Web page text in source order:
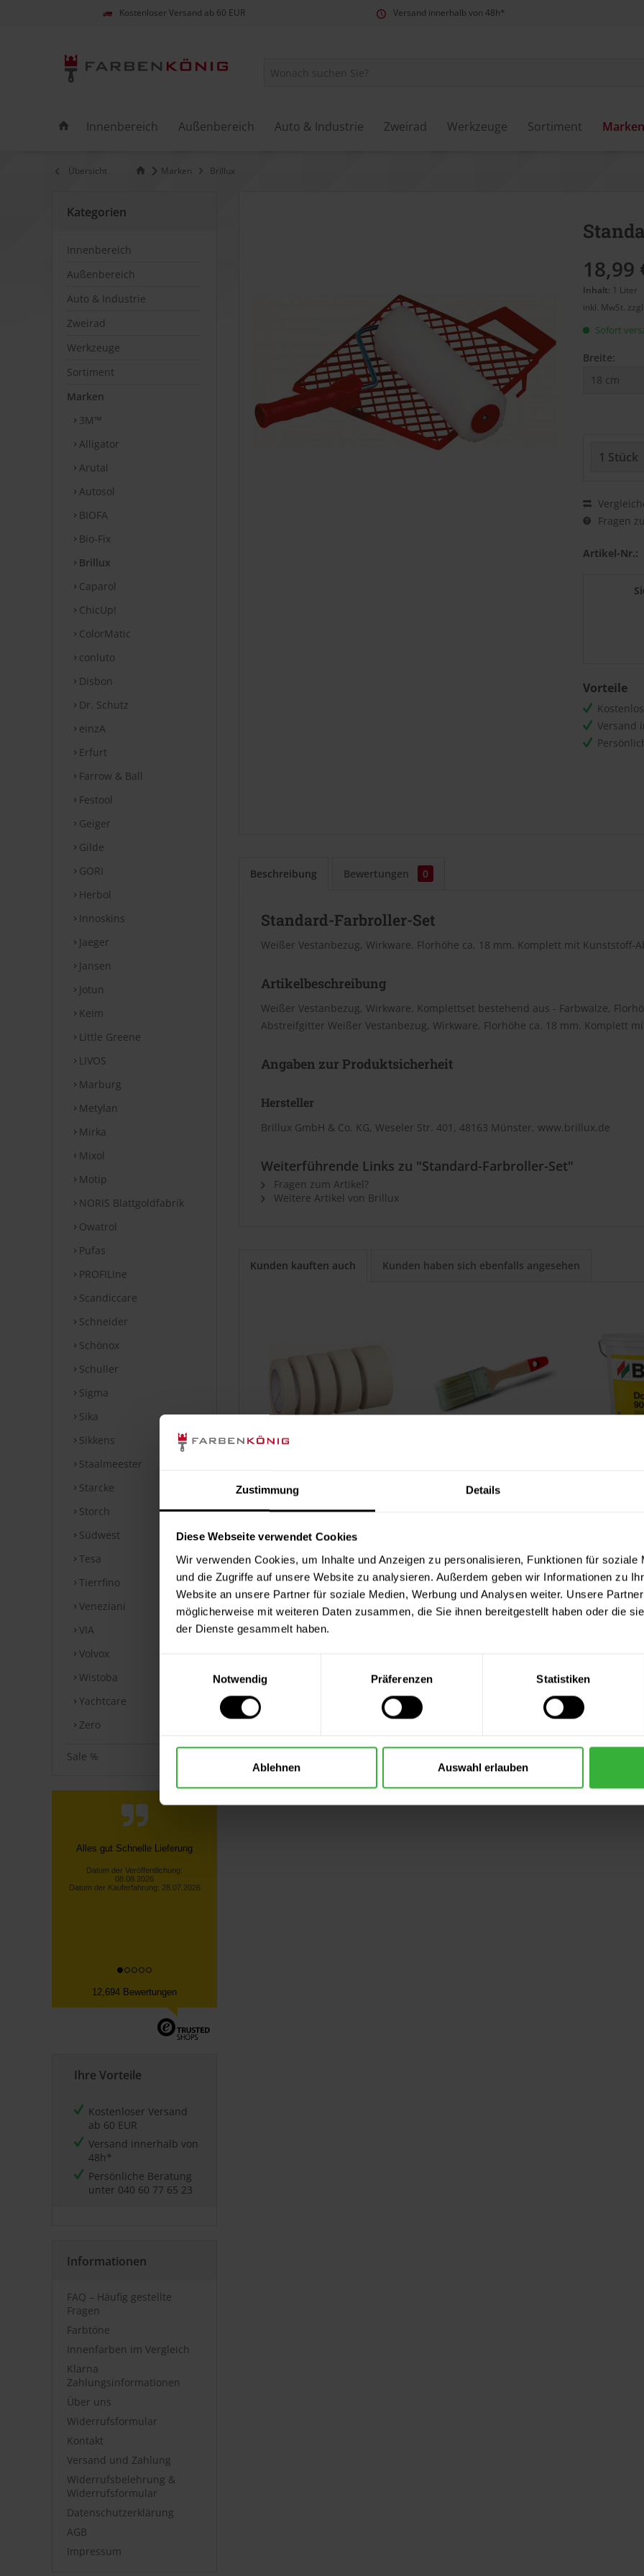
Zustimmung Details
Diese Webseite verwendet Cookies
Wir verwenden Cookies, um Inhalte und Anzeigen zu personalisieren, Funktionen für soziale
und die Zugriffe auf unsere Website zu analysieren. Außerdem geben wir Informationen zu
Website an unsere Partner für soziale Medien, Werbung und Analysen weiter. Unsere
möglicherweise mit weiteren Daten zusammen, die Sie ihnen bereitgestellt haben oder die
der Dienste gesammelt haben.
Notwendig
Präferenzen Statistiken
Ablehnen Auswahl erlauben
Kostenloser Versand ab 60 EUR Versand innerhalb von 48h*
Innenbereich Außenbereich Auto & Industrie Zweirad Werkzeuge Sortiment Marken
Übersicht Marken Brillux
Kategorien
Innenbereich
Außenbereich
Auto & Industrie
Zweirad
Werkzeuge
Sortiment
Marken
3M™
Alligator
Arutal
Autosol
BIOFA
Bio-Fix
Brillux
Caparol
ChicUp!
ColorMatic
conluto
Disbon
Dr. Schutz
einzA
Erfurt
Farrow & Ball
Festool
Geiger
Gilde
GORI
Herbol
Innoskins
Jaeger
Jansen
Jotun
Keim
Little Greene
LIVOS
Marburg
Metylan
Mirka
Mixol
Motip
NORIS Blattgoldfabrik
Owatrol
Pufas
PROFILIne
Scandiccare
Schneider
Schönox
Schuller
Sigma
Sika
Sikkens
Staalmeester
Starcke
Storch
Südwest
Tesa
Tierrfino
Veneziani
VIA
Volvox
Wistoba
Yachtcare
Zero
Sale %
Telefonische Info, dass nicht die
war! Unverzügliche
Rückerstattu...
12,694 Bewertungen
Ihre Vorteile
Kostenloser Versand
ab 60 EUR
Versand innerhalb von
48h*
Persönliche Beratung
unter 040 60 77 65 23
Informationen
FAQ – Häufig gestellte
Fragen
Farbtöne
Innenfarben im Vergleich
Klarna
Zahlungsinformationen
Über uns
Widerrufsformular
Kontakt
Versand und Zahlung
Widerrufsbelehrung &
Widerrufsformular
Datenschutzerklärung
AGB
Impressum
18,99
Inhalt: 1 Liter
inkl. MwSt.
Sofort
Breite:
Fragen
Artikel-Nr.:
Vorteile
Versand
Beschreibung Bewertungen 0
Standard-Farbroller-Set
Weißer Vestanbezug, Wirkware. Florhöhe ca. 18 mm. Komplett mit Kunststoff-
Artikelbeschreibung
Weißer Vestanbezug, Wirkware. Komplettset bestehend aus - Farbwalze,
Abstreifgitter Weißer Vestanbezug, Wirkware. Florhöhe ca. 18 mm. Komplett
Angaben zur Produktsicherheit
Hersteller
Brillux GmbH & Co. KG, Weseler Str. 401, 48163 Münster, www.brillux.de
Weiterführende Links zu "Standard-Farbroller-Set"
Fragen zum Artikel?
Weitere Artikel von Brillux
Kunden kauften auch Kunden haben sich ebenfalls angesehen
5,49 €